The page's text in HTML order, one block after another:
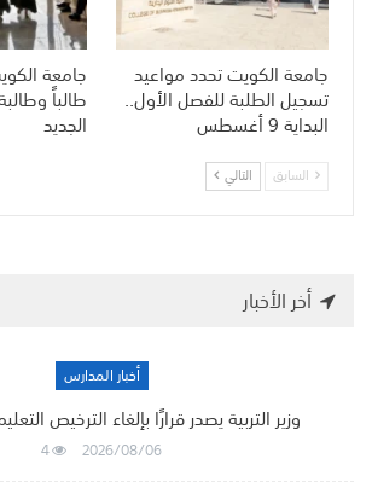
جامعة الكويت تحدد مواعيد
تسجيل الطلبة للفصل الأول..
البداية 9 أغسطس
طالباً
الجديد
السابق التالي
أخر الأخبار
أخبار المدارس
وزير التربية يصدر قرارًا بإلغاء الترخيص
2026/08/06
4